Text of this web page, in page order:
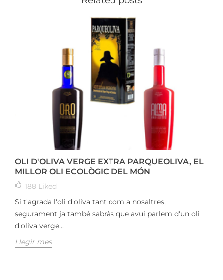
OLI D'OLIVA VERGE EXTRA PARQUEOLIVA, EL
MILLOR OLI ECOLÒGIC DEL MÓN
188 Liked
Si t'agrada l'oli d'oliva tant com a nosaltres,
segurament ja també sabràs que avui parlem d'un oli
d'oliva verge...
Llegir mes